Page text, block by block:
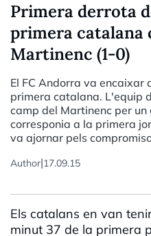
Primera derrota
primera catalana
Martinenc (1-0)
El FC Andorra va
primera catalana. L'equip
camp del Martinenc per
corresponia a la primera
va ajornar pels
Author|17.09.15
Els catalans en van
minut 37 de la primera